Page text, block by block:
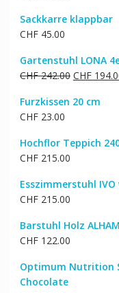
Sackkarre klappbar
CHF45.00
Gartenstuhl LONA
CHF242.00
war:
CHF
Furzkissen 20 cm
CHF23.00
Hochflor Teppich
CHF215.00
Esszimmerstuhl IVO
CHF215.00
Barstuhl Holz
CHF122.00
Optimum Nutrition
Chocolate